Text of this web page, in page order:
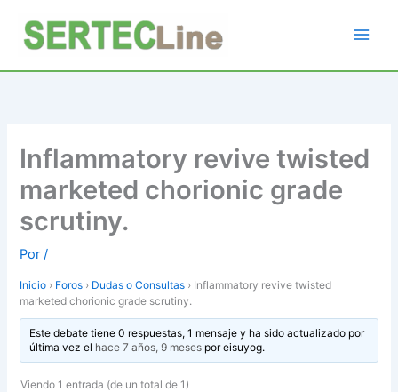
contenido
Inflammatory revive twisted
marketed chorionic grade
scrutiny.
Por/
Inicio › Foros › Dudas o Consultas › Inflammatory revive twisted
marketed chorionic grade scrutiny.
Este debate tiene 0 respuestas, 1 mensaje y ha sido actualizado por
última vez el hace 7 años, 9 mesesporeisuyog.
Viendo 1 entrada (de un total de 1)